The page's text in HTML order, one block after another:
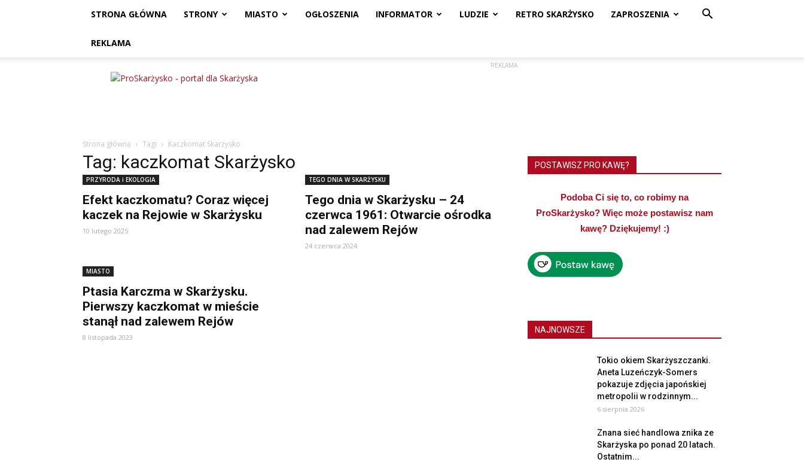
STRONA GŁÓWNA STRONY MIASTO OGŁOSZENIA INFORMATOR LUDZIE RETRO SKARŻYSKO ZAPROSZENIA
REKLAMA
ProSkarżysko
REKLAMA
Strona główna Tagi Kaczkomat Skarżysko
Tag: kaczkomat Skarżysko
PRZYRODA i EKOLOGIA
Efekt kaczkomatu? Coraz więcej
kaczek na Rejowie w Skarżysku
10 lutego 2025
TEGO DNIA W SKARŻYSKU
Tego dnia w Skarżysku – 24
czerwca 1961: Otwarcie ośrodka
nad zalewem Rejów
24 czerwca 2024
MIASTO
Ptasia Karczma w Skarżysku.
Pierwszy kaczkomat w mieście
stanął nad zalewem Rejów
8 listopada 2023
POSTAWISZ PRO KAWĘ?
Podoba Ci się to, co robimy na
ProSkarżysko? Więc może postawisz nam
kawę? Dziękujemy! :)
NAJNOWSZE
Tokio okiem Skarżyszczanki.
Aneta Luzeńczyk-Somers
pokazuje zdjęcia japońskiej
metropolii w rodzinnym...
6 sierpnia 2026
Znana sieć handlowa znika ze
Skarżyska po ponad 20 latach.
Ostatnim...